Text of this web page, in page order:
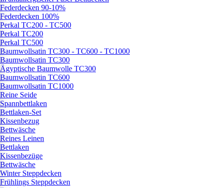
Federdecken 90-10%
Federdecken 100%
Perkal TC200 - TC500
Perkal TC200
Perkal TC500
Baumwollsatin TC300 - TC600 - TC1000
Baumwollsatin TC300
Ägyptische Baumwolle TC300
Baumwollsatin TC600
Baumwollsatin TC1000
Reine Seide
Spannbettlaken
Bettlaken-Set
Kissenbezug
Bettwäsche
Reines Leinen
Bettlaken
Kissenbezüge
Bettwäsche
Winter Steppdecken
Frühlings Steppdecken